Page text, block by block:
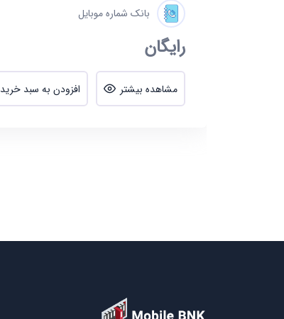
بانک شماره موبایل
رایگان
مشاهده بیشتر افزودن به سبد خرید